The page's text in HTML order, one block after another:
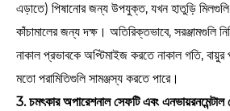
এড়াতে) পিষানোর জন্য উপযুক্ত, যখন হাতুড়ি
কাঁচামালের জন্য দক্ষ। অতিরিক্তভাবে, সরঞ্জামগুলি
নাকাল প্রভাবকে অপ্টিমাইজ করতে নাকাল গতি, বায়ুর
মতো পরামিতিগুলি সামঞ্জস্য করতে পারে।
3. চমৎকার অপারেশনাল সেফটি এবং এনভায়রনমেন্টাল